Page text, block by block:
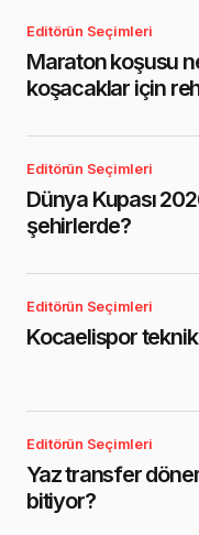
Editörün Seçimleri
Maraton koşusu
koşacaklar için
Editörün Seçimleri
Dünya Kupası
şehirlerde?
Editörün Seçimleri
Kocaelispor
Editörün Seçimleri
Yaz transfer
bitiyor?